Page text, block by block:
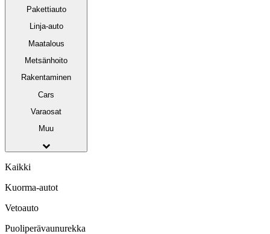
Pakettiauto
Linja-auto
Maatalous
Metsänhoito
Rakentaminen
Cars
Varaosat
Muu
Kaikki
Kuorma-autot
Vetoauto
Puoliperävaunurekka